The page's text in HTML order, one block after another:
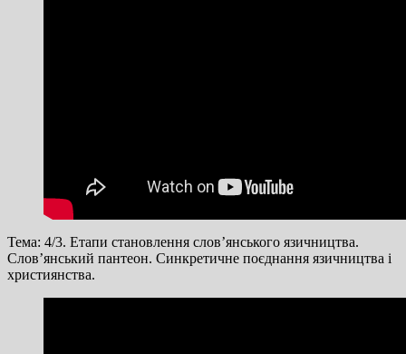
Тема: 4/3. Етапи становлення слов’янського язичництва.
Слов’янський пантеон. Синкретичне поєднання язичництва і
християнства.